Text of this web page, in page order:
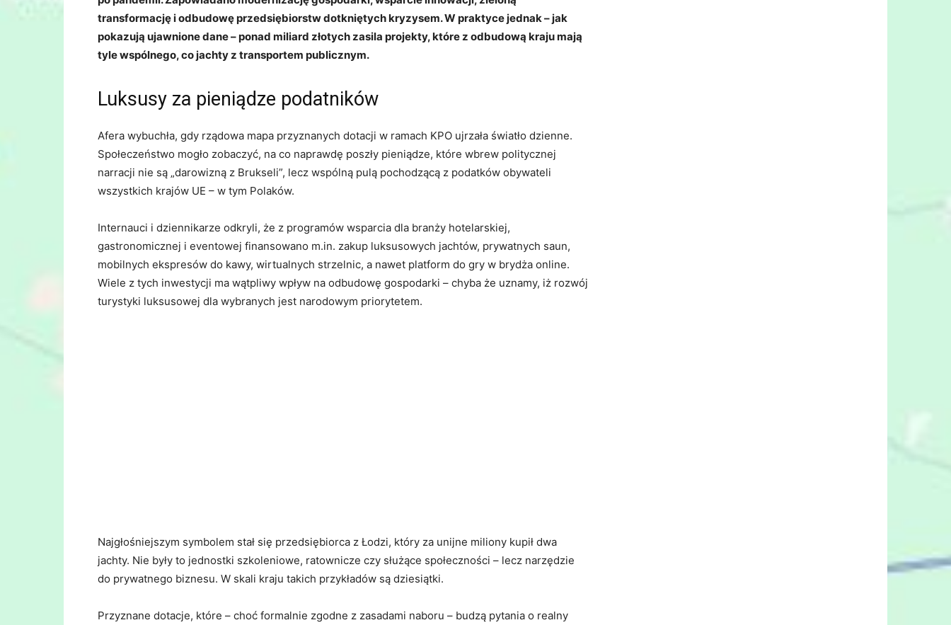
transformację i odbudowę przedsiębiorstw dotkniętych kryzysem. W praktyce jednak – jak
pokazują ujawnione dane – ponad miliard złotych zasila projekty, które z odbudową kraju mają
tyle wspólnego, co jachty z transportem publicznym.
Luksusy za pieniądze podatników
Afera wybuchła, gdy rządowa mapa przyznanych dotacji w ramach KPO ujrzała światło dzienne.
Społeczeństwo mogło zobaczyć, na co naprawdę poszły pieniądze, które wbrew politycznej
narracji nie są „darowizną z Brukseli”, lecz wspólną pulą pochodzącą z podatków obywateli
wszystkich krajów UE – w tym Polaków.
Internauci i dziennikarze odkryli, że z programów wsparcia dla branży hotelarskiej,
gastronomicznej i eventowej finansowano m.in. zakup luksusowych jachtów, prywatnych saun,
mobilnych ekspresów do kawy, wirtualnych strzelnic, a nawet platform do gry w brydża online.
Wiele z tych inwestycji ma wątpliwy wpływ na odbudowę gospodarki – chyba że uznamy, iż rozwój
turystyki luksusowej dla wybranych jest narodowym priorytetem.
Najgłośniejszym symbolem stał się przedsiębiorca z Łodzi, który za unijne miliony kupił dwa
jachty. Nie były to jednostki szkoleniowe, ratownicze czy służące społeczności – lecz narzędzie
do prywatnego biznesu. W skali kraju takich przykładów są dziesiątki.
Przyznane dotacje, które – choć formalnie zgodne z zasadami naboru – budzą pytania o realny